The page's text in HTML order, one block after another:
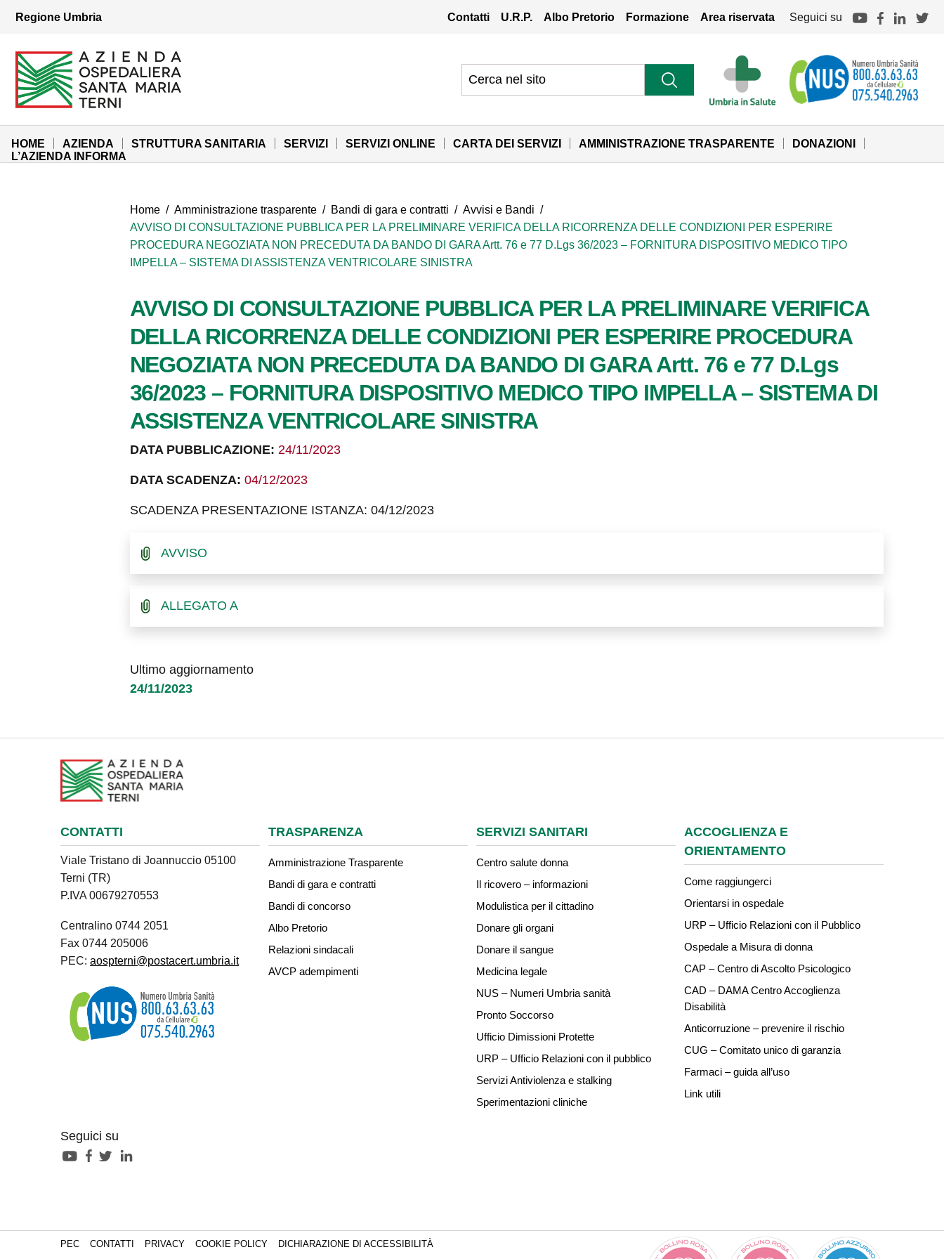
Vai al menu di navigazione
Regione Umbria Contatti U.R.P. Albo Pretorio Formazione Area riservata Seguici su
Azienda Ospedaliera Santa Maria di Terni
Sito Istituzionale
HOME AZIENDA STRUTTURA SANITARIA SERVIZI SERVIZI ONLINE CARTA DEI SERVIZI AMMINISTRAZIONE TRASPARENTE
DONAZIONI
L’AZIENDA INFORMA
Home / Amministrazione trasparente / Bandi di gara e contratti / Avvisi e Bandi /
AVVISO DI CONSULTAZIONE PUBBLICA PER LA PRELIMINARE VERIFICA DELLA RICORRENZA DELLE CONDIZIONI PER ESPERIRE
PROCEDURA NEGOZIATA NON PRECEDUTA DA BANDO DI GARA Artt. 76 e 77 D.Lgs 36/2023 – FORNITURA DISPOSITIVO MEDICO TIPO
IMPELLA – SISTEMA DI ASSISTENZA VENTRICOLARE SINISTRA
AVVISO DI CONSULTAZIONE PUBBLICA PER LA PRELIMINARE VERIFICA
DELLA RICORRENZA DELLE CONDIZIONI PER ESPERIRE PROCEDURA
NEGOZIATA NON PRECEDUTA DA BANDO DI GARA Artt. 76 e 77 D.Lgs
36/2023 – FORNITURA DISPOSITIVO MEDICO TIPO IMPELLA – SISTEMA DI
ASSISTENZA VENTRICOLARE SINISTRA
DATA PUBBLICAZIONE: 24/11/2023
DATA SCADENZA: 04/12/2023
SCADENZA PRESENTAZIONE ISTANZA: 04/12/2023
AVVISO
ALLEGATO A
Ultimo aggiornamento
24/11/2023
CONTATTI
Viale Tristano di Joannuccio 05100
Terni (TR)
P.IVA 00679270553
Centralino 0744 2051
Fax 0744 205006
PEC: aospterni@postacert.umbria.it
Seguici su
TRASPARENZA
Amministrazione Trasparente
Bandi di gara e contratti
Bandi di concorso
Albo Pretorio
Relazioni sindacali
AVCP adempimenti
SERVIZI SANITARI
Centro salute donna
Il ricovero – informazioni
Modulistica per il cittadino
Donare gli organi
Donare il sangue
Medicina legale
NUS – Numeri Umbria sanità
Pronto Soccorso
Ufficio Dimissioni Protette
URP – Ufficio Relazioni con il pubblico
Servizi Antiviolenza e stalking
Sperimentazioni cliniche
ACCOGLIENZA E
ORIENTAMENTO
Come raggiungerci
Orientarsi in ospedale
URP – Ufficio Relazioni con il Pubblico
Ospedale a Misura di donna
CAP – Centro di Ascolto Psicologico
CAD – DAMA Centro Accoglienza
Disabilità
Anticorruzione – prevenire il rischio
CUG – Comitato unico di garanzia
Farmaci – guida all’uso
Link utili
PEC CONTATTI PRIVACY COOKIE POLICY DICHIARAZIONE DI ACCESSIBILITÀ